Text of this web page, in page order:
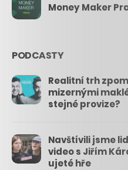
Money Maker
PODCASTY
Realitní trh
mizernými
stejné provize?
Navštívili jsme
video s Jiřím
ujeté hře